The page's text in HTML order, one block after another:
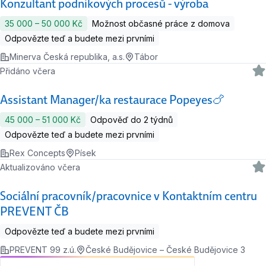
Konzultant podnikových procesů - výroba
35 000 ‍–‍ 50 000 Kč
Možnost občasné práce z domova
Odpovězte teď a budete mezi prvními
Minerva Česká republika, a.s.
Tábor
Assistant Manager/ka restaurace Popeyes🍗
Přidáno včera
45 000 ‍–‍ 51 000 Kč
Odpověď do 2 týdnů
Odpovězte teď a budete mezi prvními
Rex Concepts
Písek
Sociální pracovník/pracovnice v Kontaktním centru
PREVENT ČB
Aktualizováno včera
Odpovězte teď a budete mezi prvními
PREVENT 99 z.ú.
České Budějovice – České Budějovice 3